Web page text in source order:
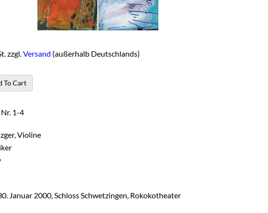
zzgl. Versand (außerhalb Deutschlands)
1-4
Violine
Januar 2000, Schloss Schwetzingen, Rokokotheater